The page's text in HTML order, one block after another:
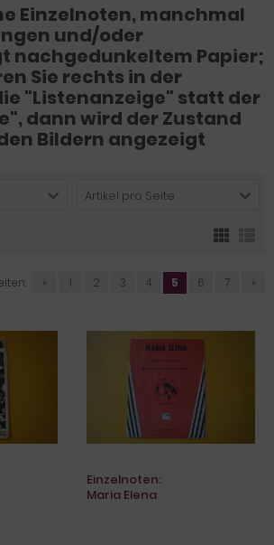
Einzelnoten, manchmal
und/oder
nachgedunkeltem Papier;
Sie rechts in der
"Listenanzeige" statt der
dann wird der Zustand
Bildern angezeigt
Artikel pro Seite
« 1 2 3 4 5 6 7 »
Einzelnoten:
Maria Elena